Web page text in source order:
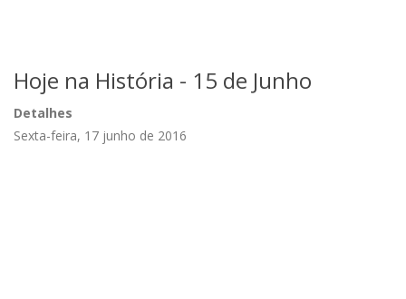
Hoje na História - 15 de Junho
Detalhes
Sexta-feira, 17 junho de 2016